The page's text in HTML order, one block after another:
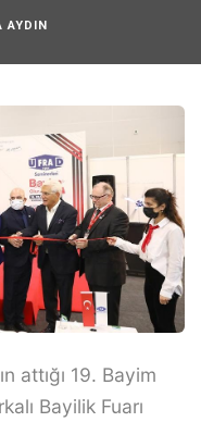
AYDIN
attığı 19. Bayim
Bayilik Fuarı